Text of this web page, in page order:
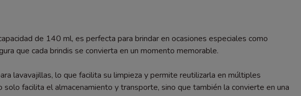
de 140 ml, es perfecta para brindar en ocasiones especiales como
que cada brindis se convierta en un momento memorable.
lavavajillas, lo que facilita su limpieza y permite reutilizarla en múltiples
facilita el almacenamiento y transporte, sino que también la convierte en una